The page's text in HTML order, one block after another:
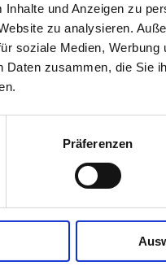
und Anzeigen zu
zu analysieren.
soziale Medien,
Daten zusammen, die Sie
Präferenzen
KfW-
finden Sie hier.